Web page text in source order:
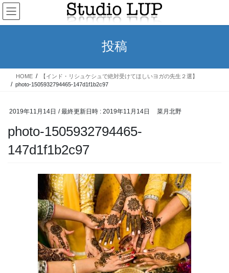
コ
ン
テ
ス
ナ
ビ
ゲ
ン
投稿
HOME
【インド・リシュケシュで絶対受けてほしいヨガの先生２選】
photo-1505932794465-147d1f1b2c97
2019年11月14日 / 最終更新日時 : 2019年11月14日 菜月北野
photo-1505932794465-
147d1f1b2c97